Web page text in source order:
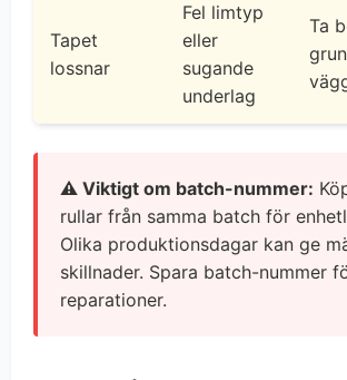
Tapet
lossnar
Fel limtyp
eller
sugande
underlag
Ta
⚠️ Viktigt om batch-nummer:
rullar från samma batch för
Olika produktionsdagar kan ge
skillnader. Spara batch-nummer
reparationer.